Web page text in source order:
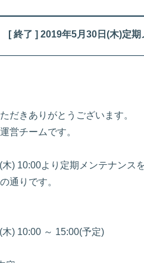
アップ
[ 終了 ] 2019年5月30日(木)定
だきありがとうございます。
営チームです。
) 10:00より定期メンテナンス
通りです。
) 10:00 ～ 15:00(予定)